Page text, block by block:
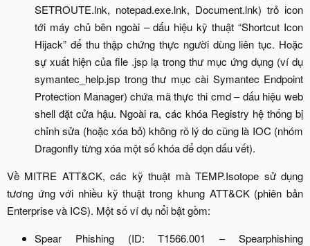
SETROUTE.lnk, notepad.exe.lnk, Document.lnk) trỏ icon
tới máy chủ bên ngoài – dấu hiệu kỹ thuật “Shortcut Icon
Hijack” để thu thập chứng thực người dùng liên tục. Hoặc
sự xuất hiện của file .jsp lạ trong thư mục ứng dụng (ví dụ
symantec_help.jsp trong thư mục cài Symantec Endpoint
Protection Manager) chứa mã thực thi cmd – dấu hiệu web
shell đặt cửa hậu. Ngoài ra, các khóa Registry hệ thống bị
chỉnh sửa (hoặc xóa bỏ) không rõ lý do cũng là IOC (nhóm
Dragonfly từng xóa một số khóa để dọn dấu vết).​
Về MITRE ATT&CK, các kỹ thuật mà TEMP.Isotope sử dụng
tương ứng với nhiều kỹ thuật trong khung ATT&CK (phiên bản
Enterprise và ICS). Một số ví dụ nổi bật gồm:​
Spear Phishing (ID: T1566.001 – Spearphishing